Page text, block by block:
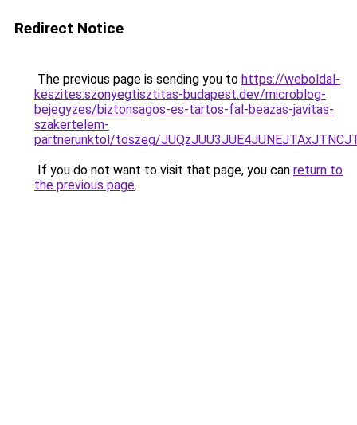
Redirect Notice
The previous page is sending you to https://weboldal-
keszites.szonyegtisztitas-budapest.dev/microblog-
bejegyzes/biztonsagos-es-tartos-fal-beazas-javitas-
szakertelem-
partnerunktol/toszeg/
If you do not want to visit that page, you can return to
the previous page.